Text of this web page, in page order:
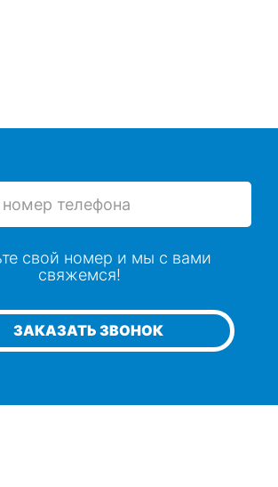
ЗАКАЗАТЬ ЗВОНОК
свой номер и мы с вами
свяжемся!